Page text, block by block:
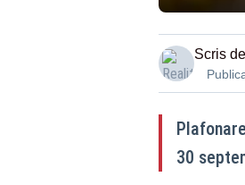
Scris de
30